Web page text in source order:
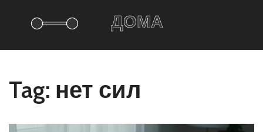
Tag: нет сил